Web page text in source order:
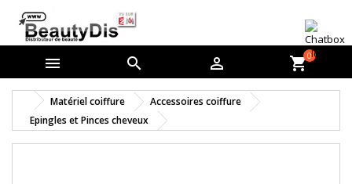
   shopping_cart0
Matériel coiffure
Accessoires coiffure
Epingles et Pinces cheveux